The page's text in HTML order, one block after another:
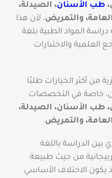
طب الأسنان، الصيدلة،
والتمريض، لأن هذا
المواد الطبية بلغة
العلمية والاختبارات
من أكثر الخيارات طلبًا
خاصة في التخصصات
طب الأسنان، الصيدلة،
والتمريض.
بين الدراسة باللغة
من حيث طبيعة
إذ يكون الاختلاف الأساسي